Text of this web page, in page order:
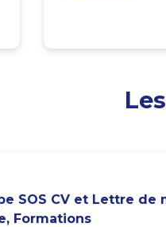
SOS CV et Lettre de
Formations